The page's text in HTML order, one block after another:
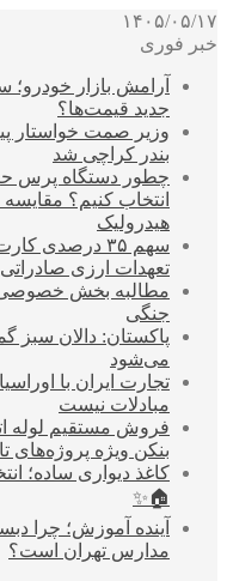
۱۴۰۵/۰۵/۱۷
خبر فوری
آرامش بازار
جدید قیمت‌ها؟
وزیر صمت خواستار
بندر کراچی شد
چطور دستگاه پرس
انتخاب کنیم؟
هیدرولیک
سهم ۳۵ درصدی
تعهدات ارزی صادراتی
مطالبه بخش خصوصی
جنگی
پاکستان: دالان سبز
می‌شود
تجارت ایران با
مبادلات نیست
فروش مستقیم لوله
بنکن ویژه پروژه‌های
کاغذ دیواری ساده؛
🏠✨
آینده آموزش؛ چرا
مدارس تهران است؟